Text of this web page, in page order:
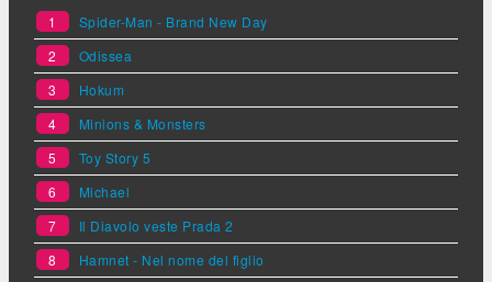
1
Spider-Man - Brand New Day
2
Odissea
3
Hokum
4
Minions & Monsters
5
Toy Story 5
6
Michael
7
Il Diavolo veste Prada 2
8
Hamnet - Nel nome del figlio